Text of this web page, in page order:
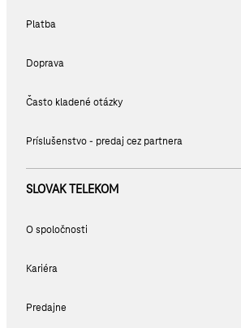
Platba
Doprava
Často kladené otázky
Príslušenstvo - predaj cez partnera
SLOVAK TELEKOM
O spoločnosti
Kariéra
Predajne